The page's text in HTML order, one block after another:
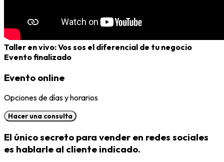
Taller en vivo: Vos sos el diferencial de tu negocio
Evento finalizado
Evento online
Opciones de días y horarios
Hacer una consulta
El único secreto para vender en redes sociales
es hablarle al cliente indicado.